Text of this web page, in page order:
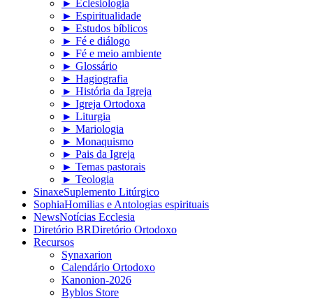
► Eclesiologia
► Espiritualidade
► Estudos bíblicos
► Fé e diálogo
► Fé e meio ambiente
► Glossário
► Hagiografia
► História da Igreja
► Igreja Ortodoxa
► Liturgia
► Mariologia
► Monaquismo
► Pais da Igreja
► Temas pastorais
► Teologia
SinaxeSuplemento Litúrgico
SophiaHomilias e Antologias espirituais
NewsNotícias Ecclesia
Diretório BRDiretório Ortodoxo
Recursos
Synaxarion
Calendário Ortodoxo
Kanonion-2026
Byblos Store